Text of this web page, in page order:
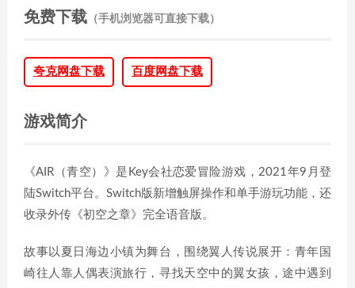
免费下载 （手机浏览器可直接下载）
夸克网盘下载 百度网盘下载
游戏简介
《AIR（青空）》是Key会社恋爱冒险游戏，2021年9月登
陆Switch平台。Switch版新增触屏操作和单手游玩功能，还
收录外传《初空之章》完全语音版。
故事以夏日海边小镇为舞台，围绕翼人传说展开：青年国
崎往人靠人偶表演旅行，寻找天空中的翼女孩，途中遇到